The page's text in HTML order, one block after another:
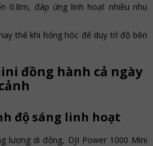
0.8m, đáp ứng linh hoạt nhiều nhu
thế khi hỏng hóc để duy trì độ bền
đồng hành cả ngày
độ sáng linh hoạt
lượng di động, DJI Power 1000 Mini